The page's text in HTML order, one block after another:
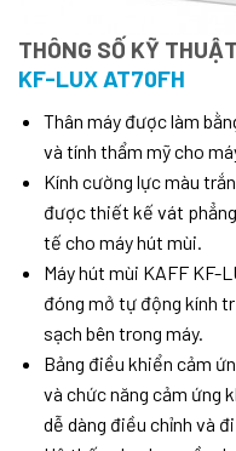
THÔNG SỐ KỸ
KF-LUX AT70FH
Thân máy được làm
và tính thẩm mỹ cho
Kính cường lực màu
được thiết kế vát
tế cho máy hút mùi.
Máy hút mùi KAFF KF-
đóng mở tự động kính
sạch bên trong máy.
Bảng điều khiển cảm
và chức năng cảm ứng
dễ dàng điều chỉnh và